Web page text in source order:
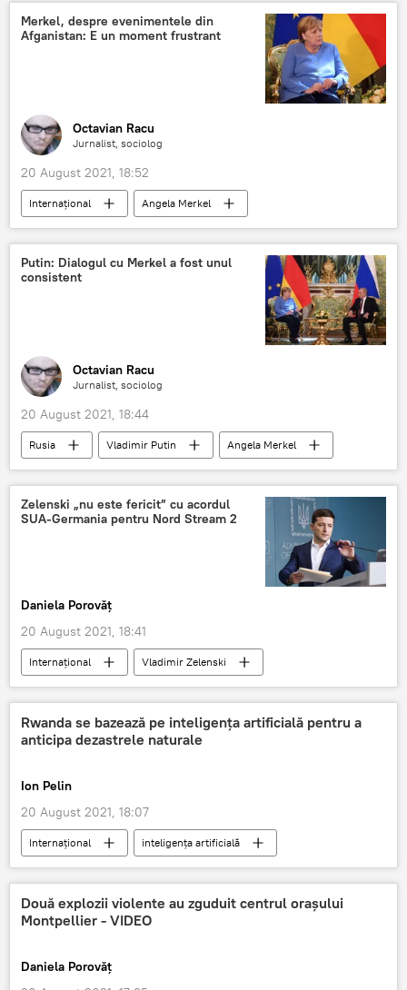
Merkel, despre evenimentele din
Afganistan: E un moment frustrant
Octavian Racu
Jurnalist, sociolog
20 August 2021, 18:52
Internaţional
Angela Merkel
Afganistan
Putin: Dialogul cu Merkel a fost unul
consistent
Octavian Racu
Jurnalist, sociolog
20 August 2021, 18:44
Rusia Vladimir Putin Angela Merkel
Zelenski „nu este fericit” cu acordul
SUA-Germania pentru Nord Stream 2
Daniela Porovăț
20 August 2021, 18:41
Internaţional
Vladimir Zelenski
Nord Stream 2
Rwanda se bazează pe inteligența artificială pentru a
anticipa dezastrele naturale
Ion Pelin
20 August 2021, 18:07
Internaţional inteligența artificială
Două explozii violente au zguduit centrul orașului
Montpellier - VIDEO
Daniela Porovăț